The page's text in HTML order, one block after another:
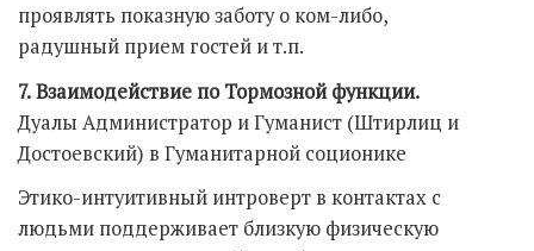
проявлять показную заботу о ком-либо,
радушный прием гостей и т.п.
7.Взаимодействие по Тормозной функции.
Дуалы Администратор и Гуманист (Штирлиц и
Достоевский) в Гуманитарной соционике
Этико-интуитивный интроверт в контактах с
людьми поддерживает близкую физическую